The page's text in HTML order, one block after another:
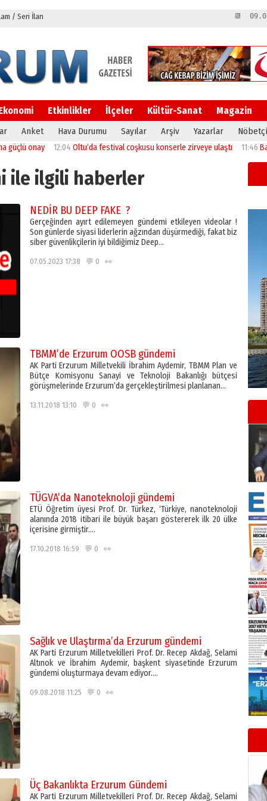
/ Seri İlan 📆
Etkinlikler İlçeler Kültür-Sanat Magazin
Anket Hava Durumu Sayılar Arşiv Yazarlar
12:04Oltu’da festival coşkusu konserle zirveye ulaştı 11:46Başkan
ile ilgili haberler
NEDİR BU DEEP FAKE ?
Gerçeğinden ayırt edilemeyen gündemi etkileyen videolar !
Son günlerde siyasi liderlerin ağzından düşürmediği, fakat biz
siber güvenlikçilerin iyi bildiğimiz Deep…
07.05.2023 17:38 💬 0 👀
TBMM’de Erzurum OOSB gündemi
AK Parti Erzurum Milletvekili İbrahim Aydemir, TBMM Plan ve
Bütçe Komisyonu Sanayi ve Teknoloji Bakanlığı bütçesi
görüşmelerinde Erzurum’da gerçekleştirilmesi planlanan…
13.11.2018 13:10 💬 0 👀
TÜGVA’da Nanoteknoloji gündemi
ETÜ Öğretim üyesi Prof. Dr. Türkez, ‘Türkiye, nanoteknoloji
alanında 2018 itibari ile büyük başarı göstererek ilk 20 ülke
içerisine girmiştir….
17.10.2018 16:59 💬 0 👀
Sağlık ve Ulaştırma’da Erzurum gündemi
AK Parti Erzurum Milletvekilleri Prof. Dr. Recep Akdağ, Selami
Altınok ve İbrahim Aydemir, başkent siyasetinde Erzurum
gündemi oluşturmaya devam ediyor….
09.08.2018 11:25 💬 0 👀
Üç Bakanlıkta Erzurum Gündemi
AK Parti Erzurum Milletvekilleri Prof. Dr. Recep Akdağ, Selami